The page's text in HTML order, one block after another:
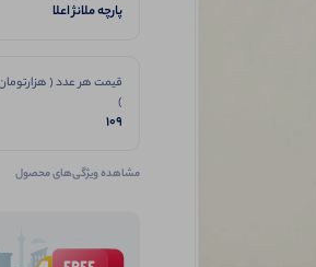
پارچه ملانژ اعلا
قیمت هر عدد (
)
109
مشاهده ویژگی‌های محصول